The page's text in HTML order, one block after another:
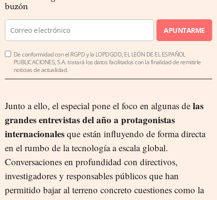
buzón
APUNTARME
De conformidad con el RGPD y la LOPDGDD, EL LEÓN DE EL ESPAÑOL
PUBLICACIONES, S.A. tratará los datos facilitados con la finalidad de remitirle
noticias de actualidad.
Junto a ello, el especial pone el foco en algunas de las
grandes entrevistas del año a protagonistas
internacionales que están influyendo de forma directa
en el rumbo de la tecnología a escala global.
Conversaciones en profundidad con directivos,
investigadores y responsables públicos que han
permitido bajar al terreno concreto cuestiones como la